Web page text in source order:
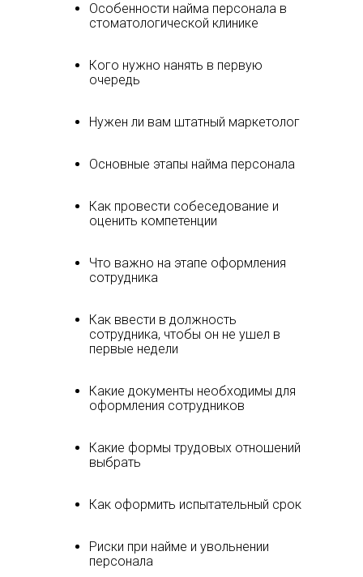
Особенности найма персонала в
стоматологической клинике
Кого нужно нанять в первую
очередь
Нужен ли вам штатный маркетолог
Основные этапы найма персонала
Как провести собеседование и
оценить компетенции
Что важно на этапе оформления
сотрудника
Как ввести в должность
сотрудника, чтобы он не ушел в
первые недели
Какие документы необходимы для
оформления сотрудников
Какие формы трудовых отношений
выбрать
Как оформить испытательный срок
Риски при найме и увольнении
персонала